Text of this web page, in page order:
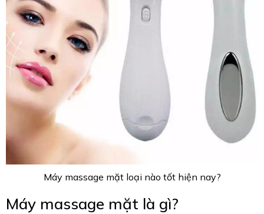
Máy massage mặt loại nào tốt hiện nay?
Máy massage mặt là gì?